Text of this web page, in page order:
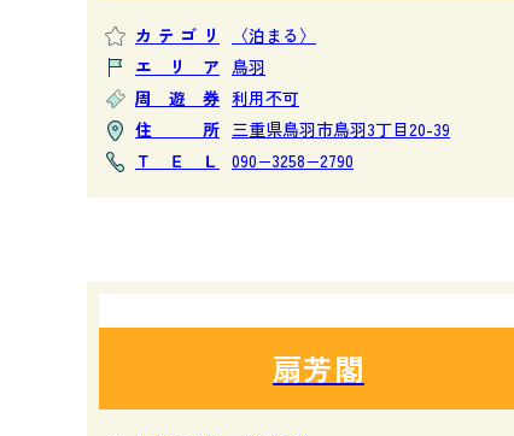
カテゴリ
〈泊まる〉
エリア 鳥羽
周遊券 利用不可
住所 三重県鳥羽市鳥羽3丁目20-39
ＴＥＬ
090−3258−2790
扇芳閣